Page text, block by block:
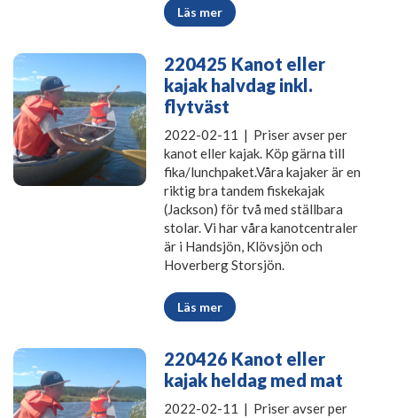
Läs mer
220425 Kanot eller
kajak halvdag inkl.
flytväst
2022-02-11 | Priser avser per
kanot eller kajak. Köp gärna till
fika/lunchpaket.Våra kajaker är en
riktig bra tandem fiskekajak
(Jackson) för två med ställbara
stolar. Vi har våra kanotcentraler
är i Handsjön, Klövsjön och
Hoverberg Storsjön.
Läs mer
220426 Kanot eller
kajak heldag med mat
2022-02-11 | Priser avser per